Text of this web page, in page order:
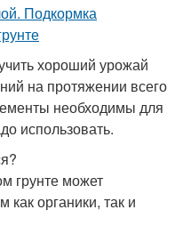
хороший урожай
на протяжении всего
необходимы для
использовать.
грунте может
как органики, так и